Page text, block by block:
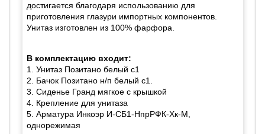
достигается благодаря использованию для
приготовления глазури импортных компонентов.
Унитаз изготовлен из 100% фарфора.
В комплектацию входит:
1. Унитаз Позитано белый с1
2. Бачок Позитано н/п белый с1.
3. Сиденье Гранд мягкое с крышкой
4. Крепление для унитаза
5. Арматура Инкоэр И-СБ1-НпрРФК-Хк-М,
однорежимая